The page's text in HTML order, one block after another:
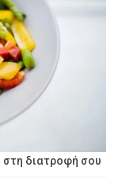
στη διατροφή σου